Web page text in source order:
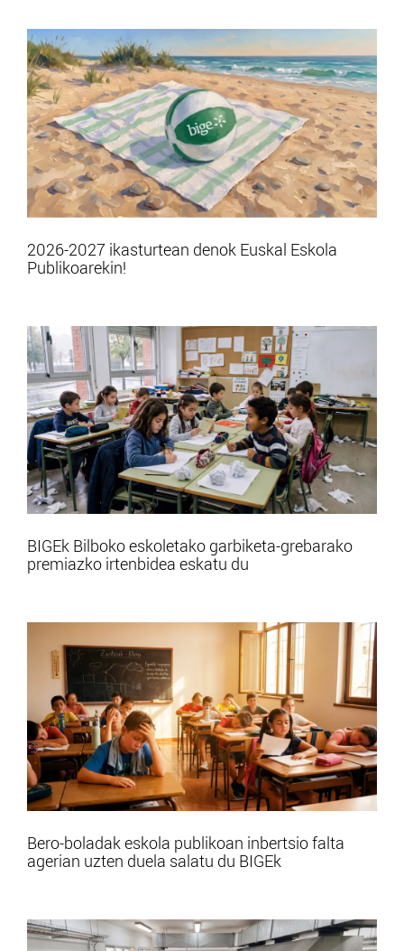
2026-2027 ikasturtean denok Euskal Eskola
Publikoarekin!
BIGEk Bilboko eskoletako garbiketa-grebarako
premiazko irtenbidea eskatu du
Bero-boladak eskola publikoan inbertsio falta
agerian uzten duela salatu du BIGEk